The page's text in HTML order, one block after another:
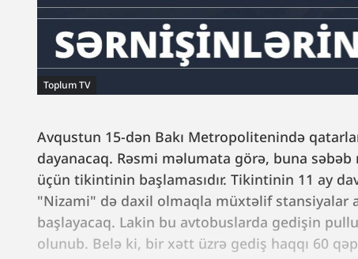
Toplum TV
Avqustun 15-dən Bakı Metropolitenində
dayanacaq. Rəsmi məlumata görə, buna səbəb
üçün tikintinin başlamasıdır. Tikintinin 11 ay
"Nizami" də daxil olmaqla müxtəlif stansiyalar
başlayacaq. Lakin bu avtobuslarda gedişin
olunub. Belə ki, bir xətt üzrə gediş haqqı 60